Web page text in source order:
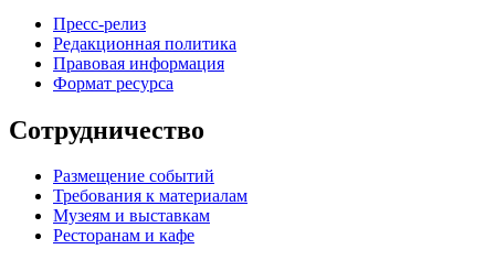
Пресс-релиз
Редакционная политика
Правовая информация
Формат ресурса
Сотрудничество
Размещение событий
Требования к материалам
Музеям и выставкам
Ресторанам и кафе